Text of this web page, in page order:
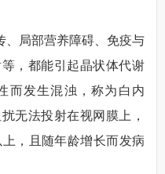
、局部营养障碍、免疫与
，都能引起晶状体代谢
而发生混浊，称为白内
无法投射在视网膜上，
，且随年龄增长而发病